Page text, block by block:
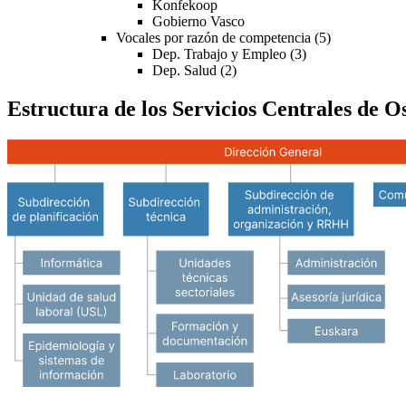
Konfekoop
Gobierno Vasco
Vocales por razón de competencia (5)
Dep. Trabajo y Empleo (3)
Dep. Salud (2)
Estructura de los Servicios Centrales de